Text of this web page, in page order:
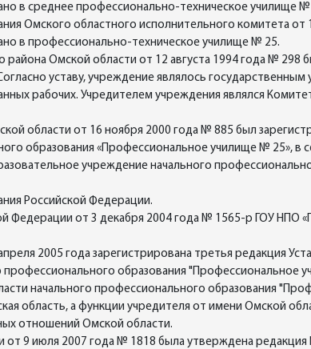
в среднее профессионально-техническое училище №
Омского областного исполнительного комитета
в профессионально-техническое училище № 25.
Омской области от 12 августа 1994 года № 298
уставу, учреждение являлось
рабочих. Учредителем учреждения являлся
области от 16 ноября 2000 года № 885 был
образования «Профессиональное училище № 25»,
учреждение начального
Российской Федерации.
Федерации от 3 декабря 2004 года № 1565-р ГОУ НПО
2005 года зарегистрирована третья редакция
профессионального образования "Профессиональное
начального профессионального образования
область, а функции учредителя от имени Омской
отношений Омской области.
9 июля 2007 года № 1818 была утверждена